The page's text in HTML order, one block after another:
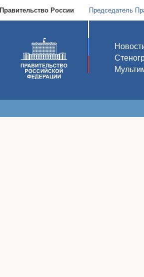
Правительство России Председатель